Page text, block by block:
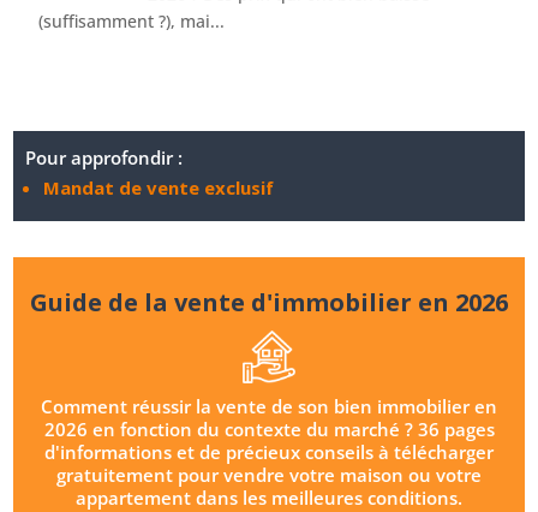
(suffisamment ?), mai...
Pour approfondir :
Mandat de vente exclusif
Guide de la vente d'immobilier en 2026
Comment réussir la vente de son bien immobilier en
2026 en fonction du contexte du marché ? 36 pages
d'informations et de précieux conseils à télécharger
gratuitement pour vendre votre maison ou votre
appartement dans les meilleures conditions.